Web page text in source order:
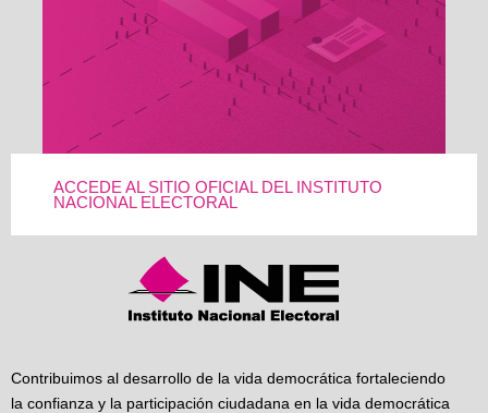
ACCEDE AL SITIO OFICIAL DEL INSTITUTO
NACIONAL ELECTORAL
Contribuimos al desarrollo de la vida democrática fortaleciendo
la confianza y la participación ciudadana en la vida democrática